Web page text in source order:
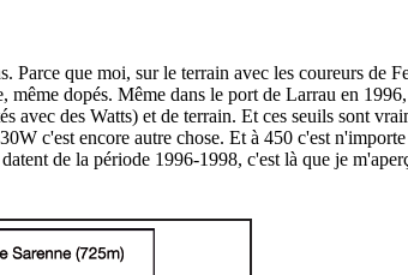
que moi, sur le terrain avec les coureurs de
dopés. Même dans le port de Larrau en
avec des Watts) et de terrain. Et ces seuils sont
c'est encore autre chose. Et à 450 c'est
de la période 1996-1998, c'est là que je